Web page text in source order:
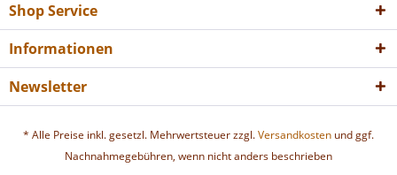
Shop Service
Informationen
Newsletter
* Alle Preise inkl. gesetzl. Mehrwertsteuer zzgl.Versandkosten und ggf.
Nachnahmegebühren, wenn nicht anders beschrieben